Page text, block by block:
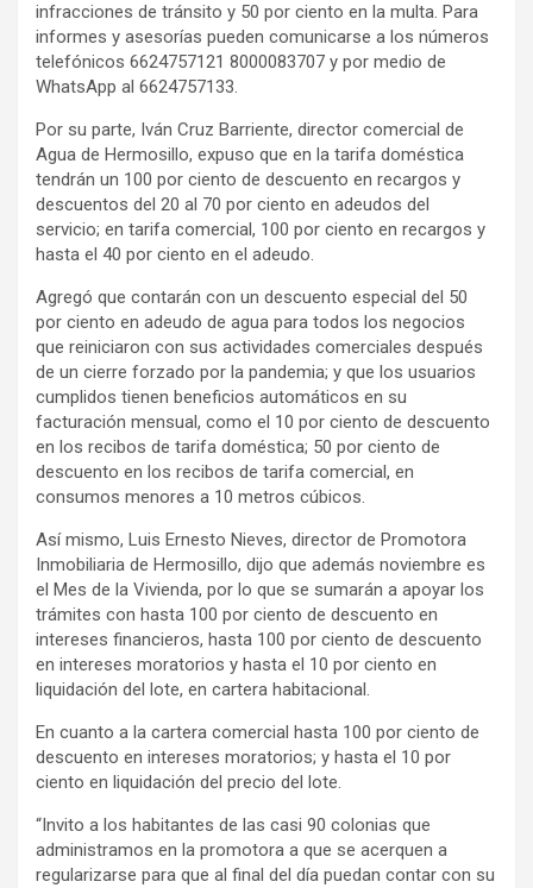
infracciones de tránsito y 50 por ciento en la multa. Para
informes y asesorías pueden comunicarse a los números
telefónicos 6624757121 8000083707 y por medio de
WhatsApp al 6624757133.
Por su parte, Iván Cruz Barriente, director comercial de
Agua de Hermosillo, expuso que en la tarifa doméstica
tendrán un 100 por ciento de descuento en recargos y
descuentos del 20 al 70 por ciento en adeudos del
servicio; en tarifa comercial, 100 por ciento en recargos y
hasta el 40 por ciento en el adeudo.
Agregó que contarán con un descuento especial del 50
por ciento en adeudo de agua para todos los negocios
que reiniciaron con sus actividades comerciales después
de un cierre forzado por la pandemia; y que los usuarios
cumplidos tienen beneficios automáticos en su
facturación mensual, como el 10 por ciento de descuento
en los recibos de tarifa doméstica; 50 por ciento de
descuento en los recibos de tarifa comercial, en
consumos menores a 10 metros cúbicos.
Así mismo, Luis Ernesto Nieves, director de Promotora
Inmobiliaria de Hermosillo, dijo que además noviembre es
el Mes de la Vivienda, por lo que se sumarán a apoyar los
trámites con hasta 100 por ciento de descuento en
intereses financieros, hasta 100 por ciento de descuento
en intereses moratorios y hasta el 10 por ciento en
liquidación del lote, en cartera habitacional.
En cuanto a la cartera comercial hasta 100 por ciento de
descuento en intereses moratorios; y hasta el 10 por
ciento en liquidación del precio del lote.
“Invito a los habitantes de las casi 90 colonias que
administramos en la promotora a que se acerquen a
regularizarse para que al final del día puedan contar con su